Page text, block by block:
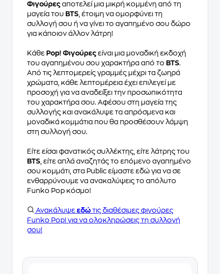
Φιγούρες αποτελεί μια μικρή κομμένη από τη
μαγεία του BTS , έτοιμη να ομορφύνει τη
συλλογή σου ή να γίνει το αγαπημένο σου δώρο
για κάποιον άλλον λάτρη!
Κάθε Pop! Φιγούρες είναι μια μοναδική εκδοχή
του αγαπημένου σου χαρακτήρα από το BTS.
Από τις λεπτομερείς γραμμές μέχρι τα ζωηρά
χρώματα, κάθε λεπτομέρεια έχει επιλεγεί με
προσοχή για να αναδείξει την προσωπικότητα
του χαρακτήρα σου. Αφέσου στη μαγεία της
συλλογής και ανακάλυψε τα απρόσμενα και
μοναδικά κομμάτια που θα προσθέσουν λάμψη
στη συλλογή σου.
Είτε είσαι φανατικός συλλέκτης, είτε λάτρης του
BTS , είτε απλά αναζητάς το επόμενο αγαπημένο
σου κομμάτι, στα Public είμαστε εδώ για να σε
ενθαρρύνουμε να ανακαλύψεις το απόλυτο
Funko Pop κόσμο!
Ανακάλυψε εδώ τις διαθέσιμες φιγούρες
Funko Pop! για να ολοκληρώσεις τη συλλογή
σου!